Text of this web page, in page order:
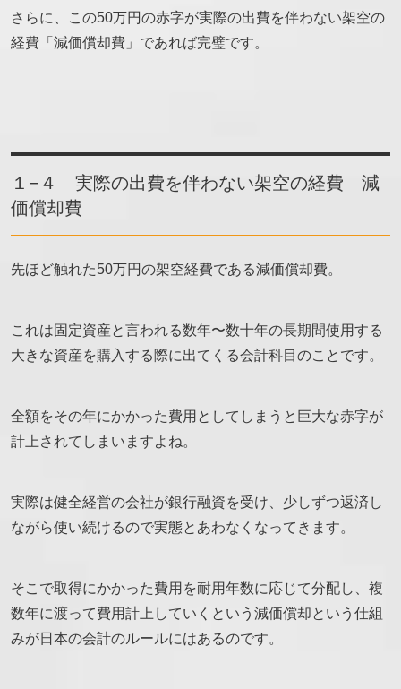
さらに、この50万円の赤字が実際の出費を伴わない架空の
経費「減価償却費」であれば完璧です。
１−４ 実際の出費を伴わない架空の経費 減
価償却費
先ほど触れた50万円の架空経費である減価償却費。
これは固定資産と言われる数年〜数十年の長期間使用する
大きな資産を購入する際に出てくる会計科目のことです。
全額をその年にかかった費用としてしまうと巨大な赤字が
計上されてしまいますよね。
実際は健全経営の会社が銀行融資を受け、少しずつ返済し
ながら使い続けるので実態とあわなくなってきます。
そこで取得にかかった費用を耐用年数に応じて分配し、複
数年に渡って費用計上していくという減価償却という仕組
みが日本の会計のルールにはあるのです。